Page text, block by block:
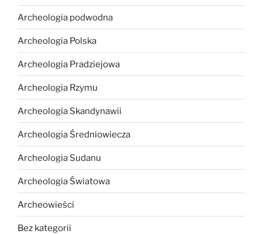
Archeologia podwodna
Archeologia Polska
Archeologia Pradziejowa
Archeologia Rzymu
Archeologia Skandynawii
Archeologia Średniowiecza
Archeologia Sudanu
Archeologia Światowa
Archeowieści
Bez kategorii